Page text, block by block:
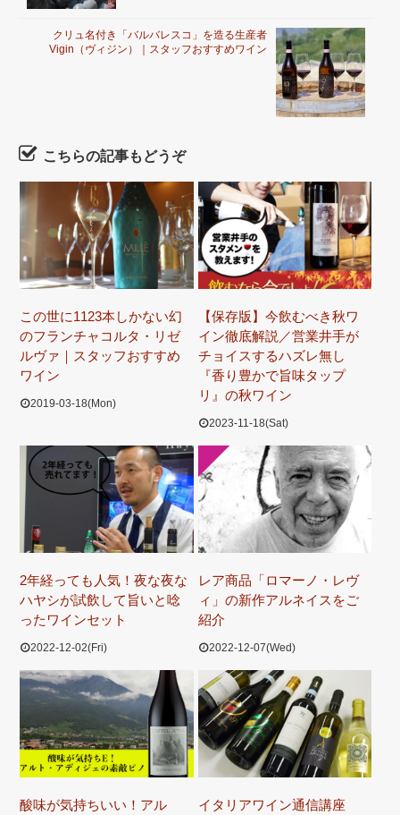
クリュ名付き「バルバレスコ」を造る生産者
Vigin（ヴィジン）｜スタッフおすすめワイン
こちらの記事もどうぞ
この世に1123本しかない幻
のフランチャコルタ・リゼ
ルヴァ｜スタッフおすすめ
ワイン
2019-03-18(Mon)
【保存版】今飲むべき秋ワ
イン徹底解説／営業井手が
チョイスするハズレ無し
『香り豊かで旨味タップ
リ』の秋ワイン
2023-11-18(Sat)
2年経っても人気！夜な夜な
ハヤシが試飲して旨いと唸
ったワインセット
2022-12-02(Fri)
レア商品「ロマーノ・レヴ
ィ」の新作アルネイスをご
紹介
2022-12-07(Wed)
酸味が気持ちいい！アル
イタリアワイン通信講座